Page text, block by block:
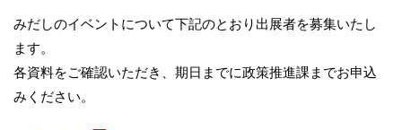
みだしのイベントについて下記のとおり出展者を募集いたし
ます。
各資料をご確認いただき、期日までに政策推進課までお申込
みください。